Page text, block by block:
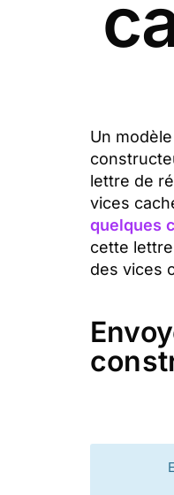
Un
lettre de
vices
quelques
cette
des vices